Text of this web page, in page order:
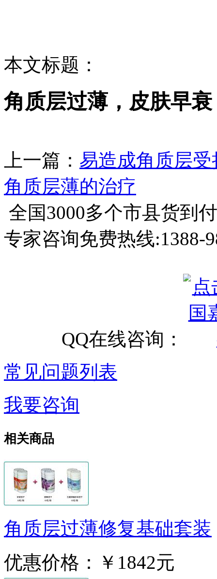
本文标题：
角质层过薄，皮肤早衰
上一篇： 易造成角质层
角质层薄的治疗
全国3000多个市县货到
专家咨询免费热线:1388-
QQ在线咨询：
常见问题列表
我要咨询
相关商品
角质层过薄修复基础套装
优惠价格：
￥1842元